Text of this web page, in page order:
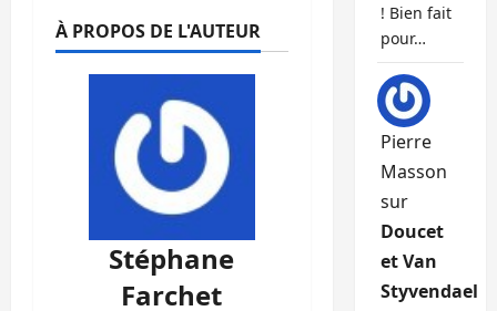
À PROPOS DE L'AUTEUR
Stéphane
Farchet
! Bien fait
pour…
Pierre
Masson
sur
Doucet
et Van
Styvendael